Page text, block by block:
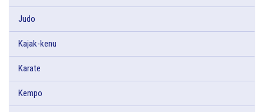
Judo
Kajak-kenu
Karate
Kempo